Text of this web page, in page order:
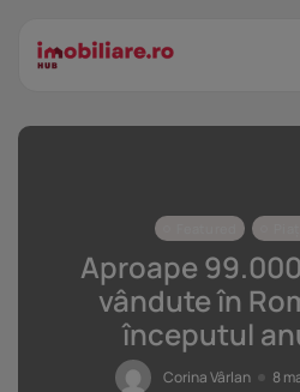
STUDIU
mai...
25 noiembrie 2025 8
Aproape
vândute în
începutul
Corina Vârlan 8